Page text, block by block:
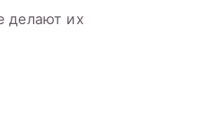
делают их